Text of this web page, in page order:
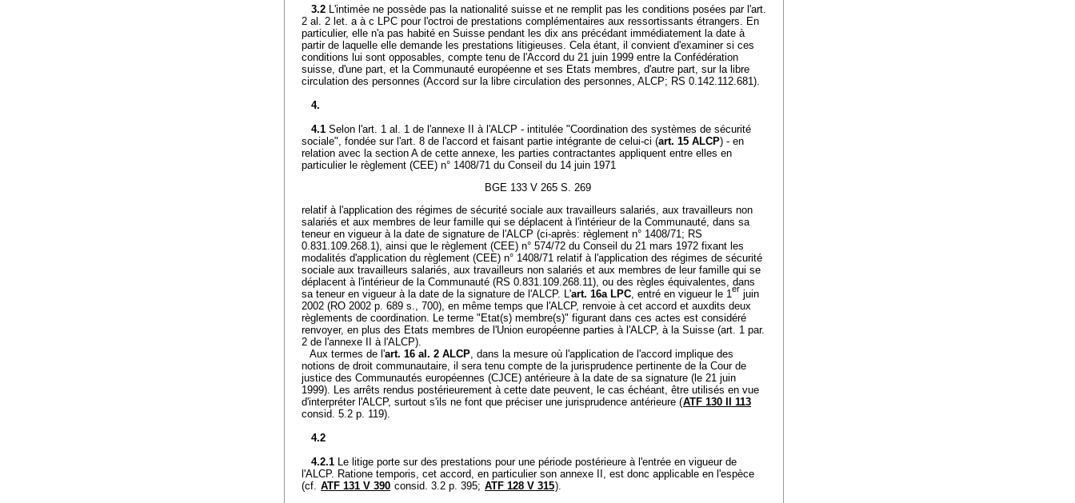
3.2 L'intimée ne possède pas la nationalité suisse et ne remplit pas les conditions posées par l'art.
2 al. 2 let. a à c LPC pour l'octroi de prestations complémentaires aux ressortissants étrangers. En
particulier, elle n'a pas habité en Suisse pendant les dix ans précédant immédiatement la date à
partir de laquelle elle demande les prestations litigieuses. Cela étant, il convient d'examiner si ces
conditions lui sont opposables, compte tenu de l'Accord du 21 juin 1999 entre la Confédération
suisse, d'une part, et la Communauté européenne et ses Etats membres, d'autre part, sur la libre
circulation des personnes (Accord sur la libre circulation des personnes, ALCP; RS 0.142.112.681).
4.
4.1 Selon l'art. 1 al. 1 de l'annexe II à l'ALCP - intitulée "Coordination des systèmes de sécurité
sociale", fondée sur l'art. 8 de l'accord et faisant partie intégrante de celui-ci (art. 15 ALCP) - en
relation avec la section A de cette annexe, les parties contractantes appliquent entre elles en
particulier le règlement (CEE) n° 1408/71 du Conseil du 14 juin 1971
BGE 133 V 265 S. 269
relatif à l'application des régimes de sécurité sociale aux travailleurs salariés, aux travailleurs non
salariés et aux membres de leur famille qui se déplacent à l'intérieur de la Communauté, dans sa
teneur en vigueur à la date de signature de l'ALCP (ci-après: règlement n° 1408/71; RS
0.831.109.268.1), ainsi que le règlement (CEE) n° 574/72 du Conseil du 21 mars 1972 fixant les
modalités d'application du règlement (CEE) n° 1408/71 relatif à l'application des régimes de sécurité
sociale aux travailleurs salariés, aux travailleurs non salariés et aux membres de leur famille qui se
déplacent à l'intérieur de la Communauté (RS 0.831.109.268.11), ou des règles équivalentes, dans
sa teneur en vigueur à la date de la signature de l'ALCP. L'art. 16a LPC, entré en vigueur le 1er juin
2002 (RO 2002 p. 689 s., 700), en même temps que l'ALCP, renvoie à cet accord et auxdits deux
règlements de coordination. Le terme "Etat(s) membre(s)" figurant dans ces actes est considéré
renvoyer, en plus des Etats membres de l'Union européenne parties à l'ALCP, à la Suisse (art. 1 par.
2 de l'annexe II à l'ALCP).
Aux termes de l'art. 16 al. 2 ALCP, dans la mesure où l'application de l'accord implique des
notions de droit communautaire, il sera tenu compte de la jurisprudence pertinente de la Cour de
justice des Communautés européennes (CJCE) antérieure à la date de sa signature (le 21 juin
1999). Les arrêts rendus postérieurement à cette date peuvent, le cas échéant, être utilisés en vue
d'interpréter l'ALCP, surtout s'ils ne font que préciser une jurisprudence antérieure (ATF 130 II 113
consid. 5.2 p. 119).
4.2
4.2.1 Le litige porte sur des prestations pour une période postérieure à l'entrée en vigueur de
l'ALCP. Ratione temporis, cet accord, en particulier son annexe II, est donc applicable en l'espèce
(cf. ATF 131 V 390 consid. 3.2 p. 395; ATF 128 V 315).